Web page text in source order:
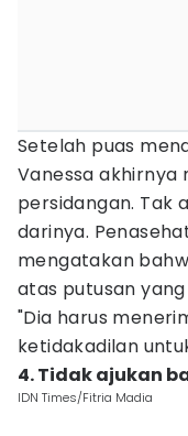
Setelah puas
Vanessa akhirnya
persidangan. Tak
darinya.
mengatakan
atas putusan
"Dia harus
ketidakadilan
4. Tidak ajukan
IDN Times/Fitria Madia